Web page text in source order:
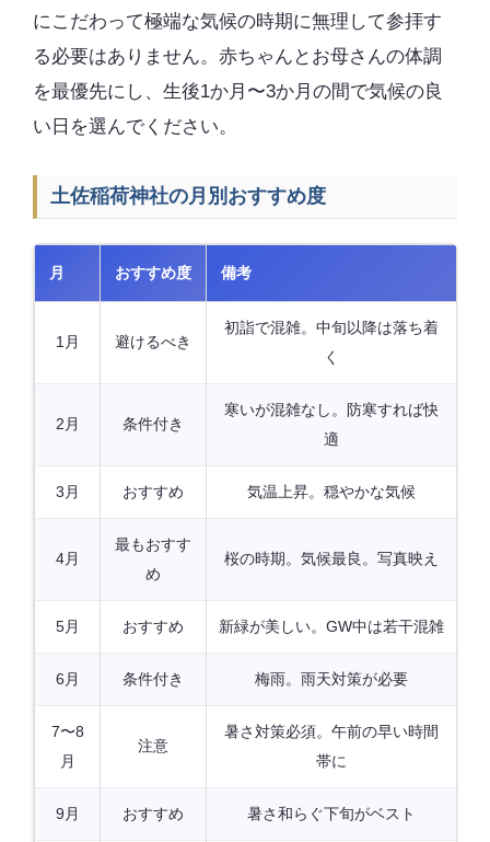
にこだわって極端な気候の時期に無理して参拝す
る必要はありません。赤ちゃんとお母さんの体調
を最優先にし、生後1か月〜3か月の間で気候の良
い日を選んでください。
土佐稲荷神社の月別おすすめ度
月 おすすめ度 備考
1月 避けるべき
初詣で混雑。中旬以降は落ち着
く
2月 条件付き
寒いが混雑なし。防寒すれば快
適
3月 おすすめ 気温上昇。穏やかな気候
4月
最もおすす
め
桜の時期。気候最良。写真映え
5月 おすすめ 新緑が美しい。GW中は若干混雑
6月 条件付き 梅雨。雨天対策が必要
7〜8
月
注意
暑さ対策必須。午前の早い時間
帯に
9月 おすすめ 暑さ和らぐ下旬がベスト